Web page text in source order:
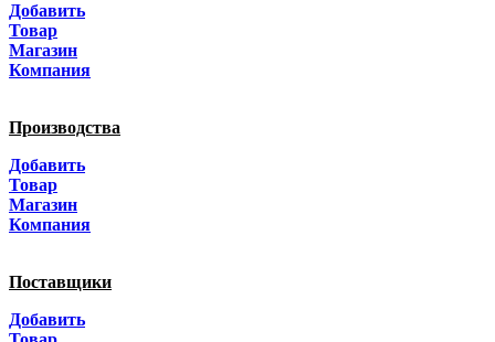
Добавить
Товар
Магазин
Компания
Производства
Добавить
Товар
Магазин
Компания
Поставщики
Добавить